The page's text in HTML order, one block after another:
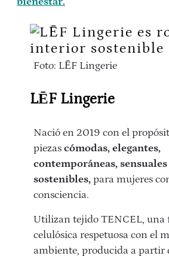
Foto: LĒF Lingerie
LĒF Lingerie
Nació en 2019 con el
piezas cómodas, elegantes,
contemporáneas, sensuales
sostenibles, para mujeres
consciencia.
Utilizan tejido TENCEL, una
celulósica respetuosa con el
ambiente, producida a partir